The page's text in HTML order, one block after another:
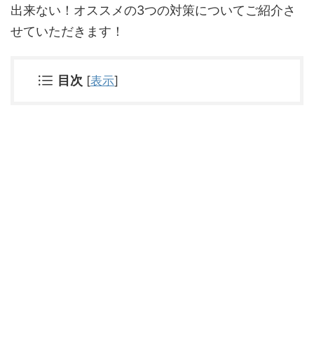
出来ない！オススメの3つの対策についてご紹介さ
せていただきます！
目次 [表示]